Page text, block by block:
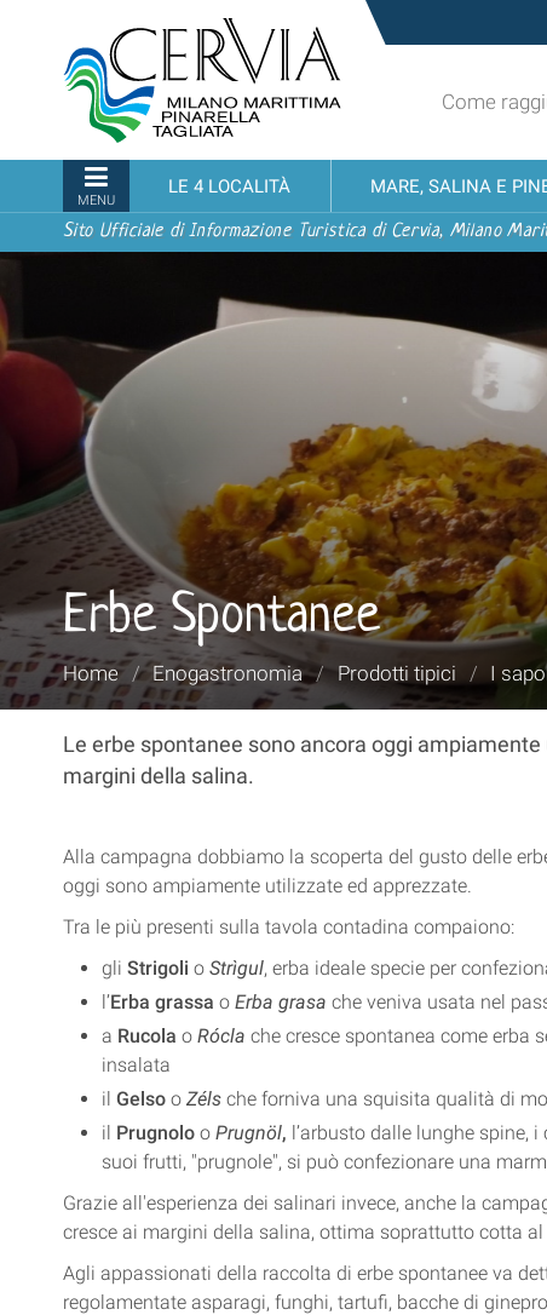
contenuti.
alla
navigazione
turistico
ufficiale
Cervia,
Milano
Marittima,
Pinarella,
Tagliata
Come
MENU
LE 4 LOCALITÀ MARE, SALINA E
Sito Ufficiale di Informazione Turistica di Cervia, Milano
Erbe Spontanee
Tu
sei
Home / Enogastronomia / Prodotti tipici / I
Le erbe spontanee sono ancora oggi
margini della salina.
Alla campagna dobbiamo la scoperta del gusto delle
oggi sono ampiamente utilizzate ed apprezzate.
Tra le più presenti sulla tavola contadina compaiono:
gli Strigoli o Strìgul, erba ideale specie per
l’Erba grassa o Erba grasa che veniva usata nel
a Rucola o Rócla che cresce spontanea come erba
insalata
il Gelso o Zéls che forniva una squisita qualità di
il Prugnolo o Prugnöl, l’arbusto dalle lunghe spine,
suoi frutti, "prugnole", si può confezionare una
Grazie all'esperienza dei salinari invece, anche la
cresce ai margini della salina, ottima soprattutto cotta al
Agli appassionati della raccolta di erbe spontanee va
regolamentate asparagi, funghi, tartufi, bacche di